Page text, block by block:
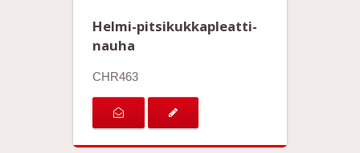
Helmi-pitsikukkapleatti-
nauha
CHR463